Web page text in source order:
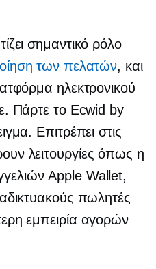
σημαντικό ρόλο
των πελατών, και
ηλεκτρονικού
Πάρτε το Ecwid by
Επιτρέπει στις
λειτουργίες όπως η
Apple Wallet,
πωλητές
εμπειρία αγορών